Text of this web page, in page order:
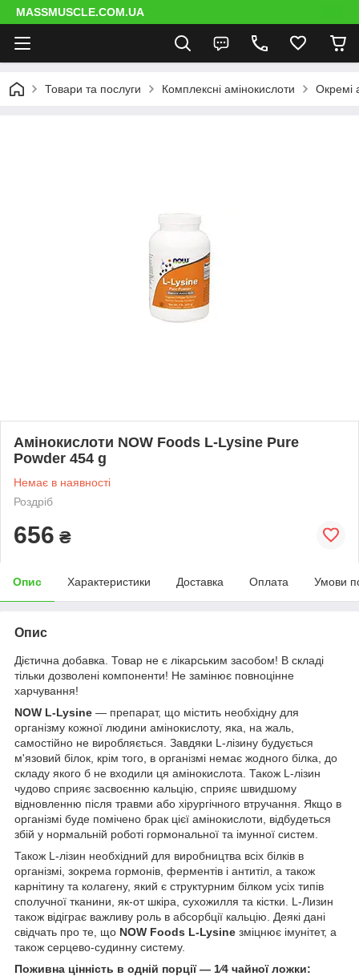
MASSMUSCLE.COM.UA
Товари та послуги Комплексні амінокислоти Окремі
Амінокислоти NOW Foods L-Lysine Pure
Powder 454 g
Немає в наявності
Роздріб
656 ₴
Опис Характеристики Доставка Оплата Умови
Опис
Дієтична добавка. Товар не є лікарським засобом! В складі
тільки дозволені компоненти! Не замінює повноцінне
харчування!
NOW L-Lysine — препарат, що містить необхідну для
організму кожної людини амінокислоту, яка, на жаль,
самостійно не виробляється. Завдяки L-лізину будується
м'язовий білок, крім того, в організмі немає жодного білка, до
складу якого б не входили ця амінокислота. Також L-лізин
чудово сприяє засвоєнню кальцію, сприяє швидшому
відновленню після травми або хірургічного втручання. Якщо в
організмі буде помічено брак цієї амінокислоти, відбудеться
збій у нормальній роботі гормональної та імунної систем.
Також L-лізин необхідний для виробництва всіх білків в
організмі, зокрема гормонів, ферментів і антитіл, а також
карнітину та колагену, який є структурним білком усіх типів
сполучної тканини, як-от шкіра, сухожилля та кістки. L-Лизин
також відіграє важливу роль в абсорбції кальцію. Деякі дані
свідчать про те, що NOW Foods L-Lysine зміцнює імунітет, а
також серцево-судинну систему.
Поживна цінність в одній порції — 1⁄4 чайної ложки: